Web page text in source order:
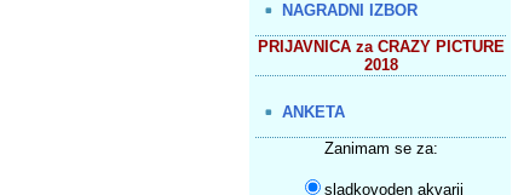
NAGRADNI IZBOR
PRIJAVNICA za CRAZY PICTURE
2018
ANKETA
Zanimam se za:
sladkovoden akvarij